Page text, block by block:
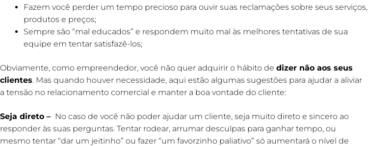
Fazem você perder um tempo precioso para ouvir suas reclamações sobre seus serviços,
produtos e preços;
Sempre são “mal educados” e respondem muito mal às melhores tentativas de sua
equipe em tentar satisfazê-los;
Obviamente, como empreendedor, você não quer adquirir o hábito de dizer não aos seus
clientes. Mas quando houver necessidade, aqui estão algumas sugestões para ajudar a aliviar
a tensão no relacionamento comercial e manter a boa vontade do cliente:
Seja direto – No caso de você não poder ajudar um cliente, seja muito direto e sincero ao
responder às suas perguntas. Tentar rodear, arrumar desculpas para ganhar tempo, ou
mesmo tentar “dar um jeitinho” ou fazer “um favorzinho paliativo” só aumentará o nível de